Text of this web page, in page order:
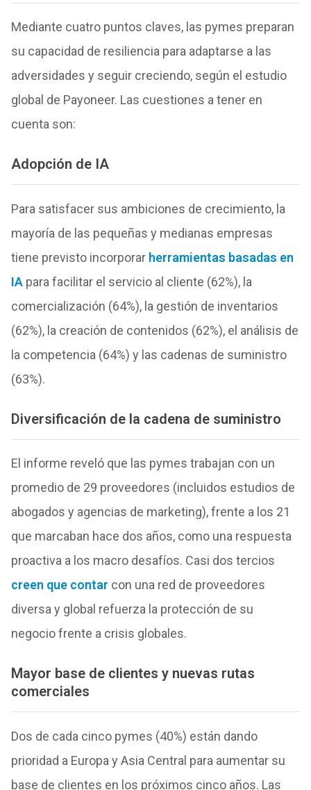
Mediante cuatro puntos claves, las pymes preparan
su capacidad de resiliencia para adaptarse a las
adversidades y seguir creciendo, según el estudio
global de Payoneer. Las cuestiones a tener en
cuenta son:
Adopción de IA
Para satisfacer sus ambiciones de crecimiento, la
mayoría de las pequeñas y medianas empresas
tiene previsto incorporarherramientas basadas en
IA para facilitar el servicio al cliente (62%), la
comercialización (64%), la gestión de inventarios
(62%), la creación de contenidos (62%), el análisis de
la competencia (64%) y las cadenas de suministro
(63%).
Diversificación de la cadena de suministro
El informe reveló que las pymes trabajan con un
promedio de 29 proveedores (incluidos estudios de
abogados y agencias de marketing), frente a los 21
que marcaban hace dos años, como una respuesta
proactiva a los macro desafíos. Casi dos tercios
creen que contar con una red de proveedores
diversa y global refuerza la protección de su
negocio frente a crisis globales.
Mayor base de clientes y nuevas rutas
comerciales
Dos de cada cinco pymes (40%) están dando
prioridad a Europa y Asia Central para aumentar su
base de clientes en los próximos cinco años. Las